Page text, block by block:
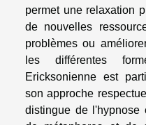
permet une relaxation
de nouvelles
problèmes ou
les différentes
Ericksonienne est
son approche
distingue de l'hypnose